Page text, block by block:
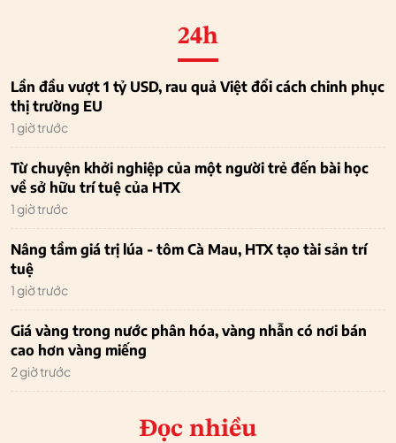
24h
Lần đầu vượt 1 tỷ USD, rau quả Việt đổi cách chinh phục
thị trường EU
1 giờ trước
Từ chuyện khởi nghiệp của một người trẻ đến bài học
về sở hữu trí tuệ của HTX
1 giờ trước
Nâng tầm giá trị lúa - tôm Cà Mau, HTX tạo tài sản trí
tuệ
1 giờ trước
Giá vàng trong nước phân hóa, vàng nhẫn có nơi bán
cao hơn vàng miếng
2 giờ trước
Đọc nhiều